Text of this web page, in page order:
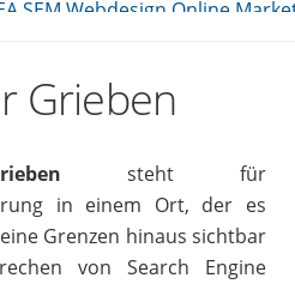
Grieben
steht für
in einem Ort, der es
Grenzen hinaus sichtbar
von Search Engine